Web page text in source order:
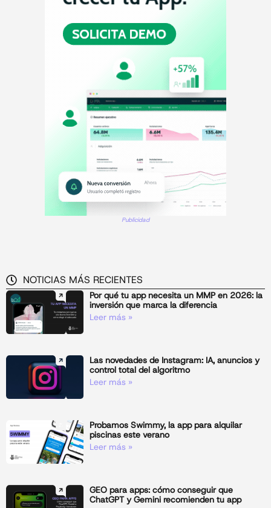
Publicidad
NOTICIAS MÁS RECIENTES
Por qué tu app necesita un MMP en 2026: la
inversión que marca la diferencia
Leer más »
Las novedades de Instagram: IA, anuncios y
control total del algoritmo
Leer más »
Probamos Swimmy, la app para alquilar
piscinas este verano
Leer más »
GEO para apps: cómo conseguir que
ChatGPT y Gemini recomienden tu app